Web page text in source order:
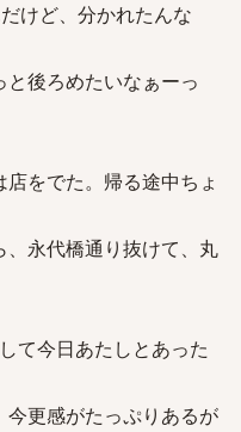
けど、分かれたんな
後ろめたいなぁーっ
をでた。帰る途中ちょ
永代橋通り抜けて、丸
て今日あたしとあった
今更感がたっぷりあるが